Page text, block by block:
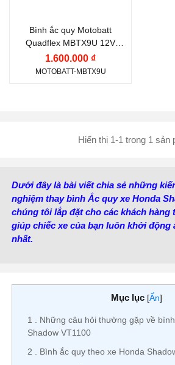
Bình ắc quy Motobatt
Quadflex MBTX9U 12V
10.5Ah CCA 160A
1.600.000 ₫
MOTOBATT-MBTX9U
Hiển thị 1-1 trong 1 sản
Dưới đây là bài viết chia sẻ những
nghiệm thay bình Ắc quy xe Honda
chúng tôi lắp đặt cho các khách hàng
giúp chiếc xe của bạn luôn khởi động
nhất.
Mục lục [Ẩn]
1
Những câu hỏi thường gặp về
Shadow VT1100
2
Bình ắc quy theo xe Honda